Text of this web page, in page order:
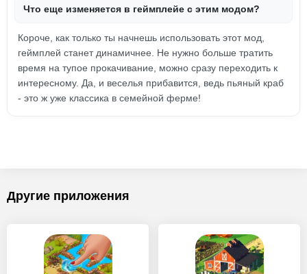
Что еще изменяется в геймплейе с этим модом?
Короче, как только ты начнешь использовать этот мод,
геймплей станет динамичнее. Не нужно больше тратить
время на тупое прокачивание, можно сразу переходить к
интересному. Да, и веселья прибавится, ведь пьяный краб
- это ж уже классика в семейной ферме!
Другие приложения